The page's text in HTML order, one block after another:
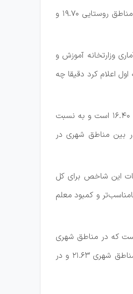
استان تهران با شاخص ۳۳.۷۸ در این مقطع هم بیشترین نسبت دانش‌آموز به معلم را دارد که ۱۴.۵۸واحد بیشتر از استاندارد است. این شاخص در مناطق روستایی ۱۹.۷۰ و
و متوسطه فنی و حرفه‌ای ۱۲ است. البته در سالنامه آماری وزارتخانه آموزش و
اول اعلام کرد دقیقا چه
هر چند آمارها نشان می‌دهد نسبت دانش‌آموز به معلم در این مقطع نسبت به ابتدایی و متوسطه اول، بسیار مطلوب‌تر است. شاخص کل کشور هم ۱۶.۴۰ است و به نسبت
بین مناطق شهری در
این شاخص برای کل
روستایی ۲۰.۱۳ و در کل ۲۶.۰۳ است و تهران(شهرستان‌های تهران) با شاخص ۳۷.۶۳ وضعیت نامناسب‌تر و کمبود معلم
در مناطق شهری شهرستان‌های تهران ۴۰.۵۹ و در مناطق روستایی ۲۷.۴۲ ثبت شده است. کمترین میزان شاخص هم در ایلام با ۱۴.۷۴ است که در مناطق شهری
۱۶.۹۹ و در مناطق روستایی ۱۱.۱۱ ثبت شده است. کهگیلویه و بویراحمد با نسبت ۱۶.۱۷ جزو استان‌های با شاخص مناسب است که این شاخص در مناطق شهری ۲۱.۶۳ و در